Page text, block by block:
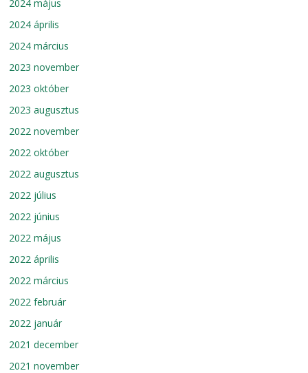
2024 május
2024 április
2024 március
2023 november
2023 október
2023 augusztus
2022 november
2022 október
2022 augusztus
2022 július
2022 június
2022 május
2022 április
2022 március
2022 február
2022 január
2021 december
2021 november